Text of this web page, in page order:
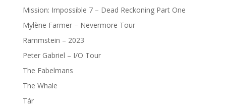
Mission: Impossible 7 – Dead Reckoning Part One
Mylène Farmer – Nevermore Tour
Rammstein – 2023
Peter Gabriel – I/O Tour
The Fabelmans
The Whale
Tár